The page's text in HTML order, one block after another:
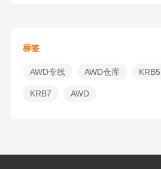
标签
AWD专线 AWD仓库 KRB5
KRB7 AWD